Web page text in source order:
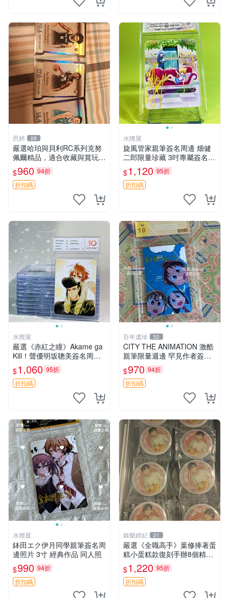
思婷 28
嚴選哈珀與貝利RC系列克努
佩爾精品，適合收藏與賞玩 R
C 玩具 陶瓷
$960 94折
折扣碼
水狸屋
旋風管家親筆簽名周邊 畑健
二郎限量珍藏 3吋專屬簽名照
日本正版中古 正規卡磚附送
旋風管家 畑健二郎 簽名照
$1,120 95折
折扣碼
水狸屋
嚴選《赤紅之瞳》Akame ga
Kill！聲優明坂聰美簽名周
邊，3寸帶原裝卡磚 日版中古
赤紅之瞳 Akame ga Kill 明坂
聰美 簽名
$1,060 95折
折扣碼
百年遺珍 52
CITY THE ANIMATION 激酷
親筆限量週邊 罕見作者簽名
收藏 現代潮流擺飾 9x9cm 專
家推薦 國際珍藏款 周邊 照片
周邊 尺寸 收藏品
$970 94折
折扣碼
水狸屋
鉢田エク伊月同學親筆簽名周
邊照片 3寸 經典作品 同人照
$990 94折
折扣碼
娛樂經紀 21
嚴選《全職高手》葉修捧著蛋
糕小蛋糕款復刻手辦8個精品
收藏 心耀共鳴 葉修 古早蛋糕
$1,220 95折
折扣碼